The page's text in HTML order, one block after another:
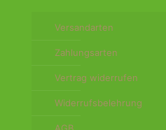
Versandarten
Zahlungsarten
Vertrag widerrufen
Widerrufsbelehrung